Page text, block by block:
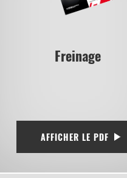
Freinage
AFFICHER LE PDF